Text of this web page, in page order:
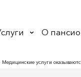
О
Медицинские услуги